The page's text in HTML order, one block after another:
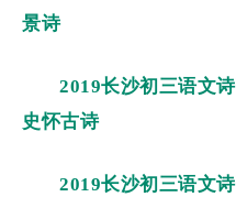
景诗
2019长沙初三语文
史怀古诗
2019长沙初三语文